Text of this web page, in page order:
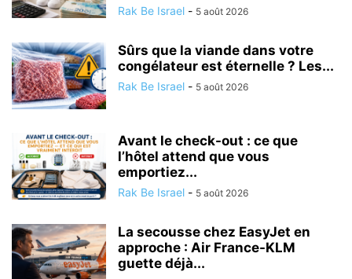
Rak Be Israel - 5 août 2026
Sûrs que la viande dans votre
congélateur est éternelle ? Les...
Rak Be Israel - 5 août 2026
Avant le check-out : ce que
l’hôtel attend que vous
emportiez...
Rak Be Israel - 5 août 2026
La secousse chez EasyJet en
approche : Air France-KLM
guette déjà...